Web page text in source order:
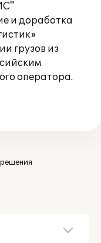
и доработка
грузов из
оператора.